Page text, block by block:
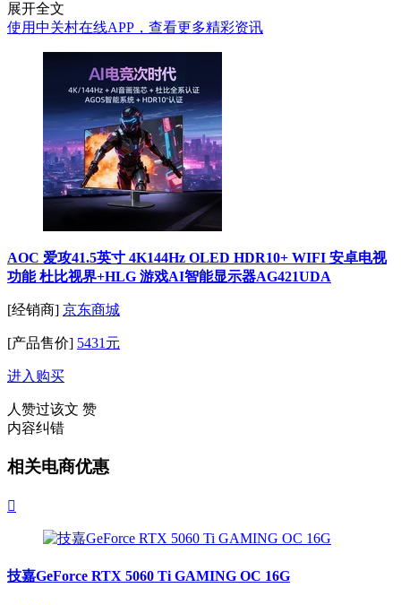
展开全文
使用中关村在线APP，查看更多精彩资讯
AOC 爱攻41.5英寸 4K144Hz OLED HDR10+ WIFI 安卓电视
功能 杜比视界+HLG 游戏AI智能显示器AG421UDA
[经销商] 京东商城
[产品售价] 5431元
进入购买
人赞过该文 赞
内容纠错
相关电商优惠

技嘉GeForce RTX 5060 Ti GAMING OC 16G